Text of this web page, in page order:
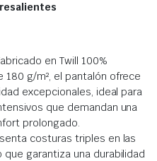
en Twill 100%
180 g/m², el pantalón ofrece
excepcionales, ideal para
que demandan una
prolongado.
costuras triples en las
garantiza una durabilidad